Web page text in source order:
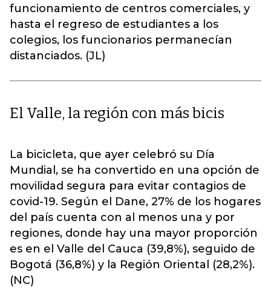
funcionamiento de centros comerciales, y
hasta el regreso de estudiantes a los
colegios, los funcionarios permanecían
distanciados. (JL)
El Valle, la región con más bicis
La bicicleta, que ayer celebró su Día
Mundial, se ha convertido en una opción de
movilidad segura para evitar contagios de
covid-19. Según el Dane, 27% de los hogares
del país cuenta con al menos una y por
regiones, donde hay una mayor proporción
es en el Valle del Cauca (39,8%), seguido de
Bogotá (36,8%) y la Región Oriental (28,2%).
(NC)